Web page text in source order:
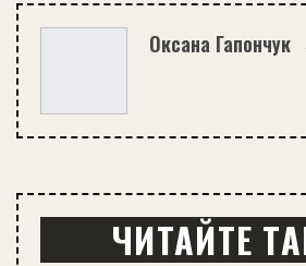
Оксана Гапончук
ЧИТАЙТЕ